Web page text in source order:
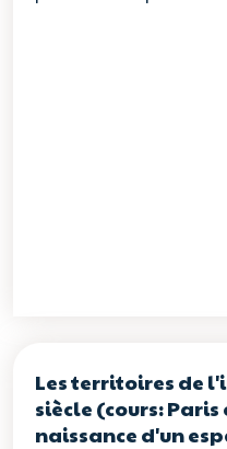
Les territoires de
siècle (cours:
naissance d'un